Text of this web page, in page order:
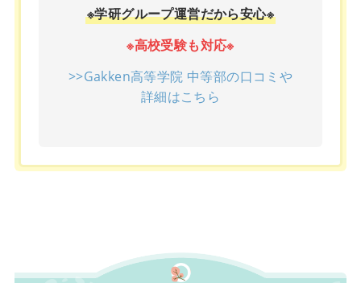
※学研グループ運営だから安心※
※高校受験も対応※
>>Gakken高等学院 中等部の口コミや
詳細はこちら